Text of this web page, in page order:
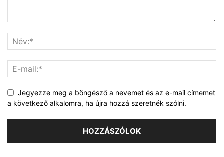
Jegyezze meg a böngésző a nevemet és az e-mail címemet
a következő alkalomra, ha újra hozzá szeretnék szólni.